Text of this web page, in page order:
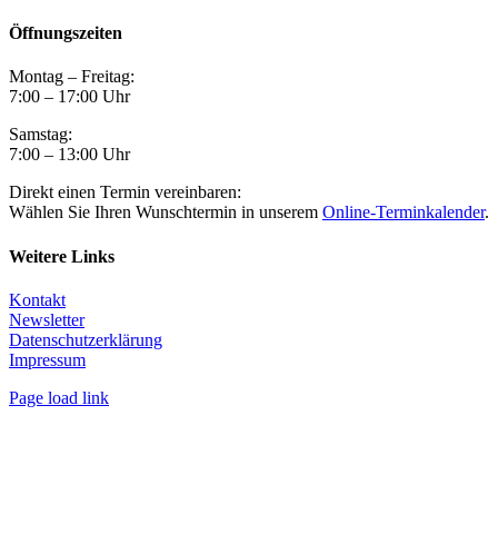
Öffnungszeiten
Montag – Freitag:
7:00 – 17:00 Uhr
Samstag:
7:00 – 13:00 Uhr
Direkt einen Termin vereinbaren:
Wählen Sie Ihren Wunschtermin in unserem Online-Terminkalender.
Weitere Links
Kontakt
Newsletter
Datenschutzerklärung
Impressum
Page load link